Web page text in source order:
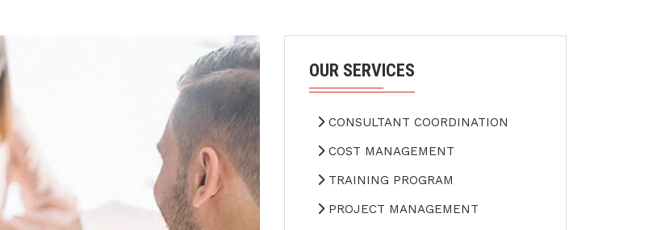
OUR SERVICES
CONSULTANT COORDINATION
COST MANAGEMENT
TRAINING PROGRAM
PROJECT MANAGEMENT